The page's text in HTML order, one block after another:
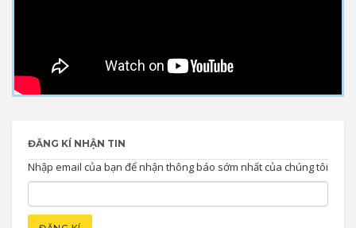
ĐĂNG KÍ NHẬN TIN
Nhập email của bạn để nhận thông báo sớm nhất của chúng tôi